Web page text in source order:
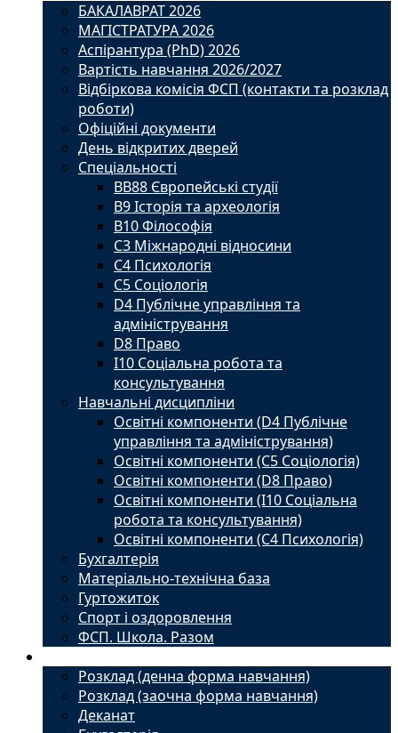
БАКАЛАВРАТ 2026
МАГІСТРАТУРА 2026
Аспірантура (PhD) 2026
Вартість навчання 2026/2027
Відбіркова комісія ФСП (контакти та розклад
роботи)
Офіційні документи
День відкритих дверей
Спеціальності
BВ88 Європейські студії
B9 Історія та археологія
B10 Філософія
C3 Міжнародні відносини
C4 Психологія
С5 Соціологія
D4 Публічне управління та
адміністрування
D8 Право
I10 Соціальна робота та
консультування
Навчальні дисципліни
Освітні компоненти (D4 Публічне
управління та адміністрування)
Освітні компоненти (С5 Соціологія)
Освітні компоненти (D8 Право)
Освітні компоненти (I10 Соціальна
робота та консультування)
Освітні компоненти (С4 Психологія)
Бухгалтерія
Матеріально-технічна база
Гуртожиток
Спорт і оздоровлення
ФСП. Школа. Разом
Розклад (денна форма навчання)
Розклад (заочна форма навчання)
Деканат